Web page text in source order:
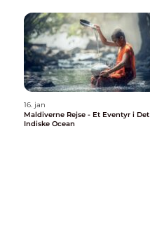
16. jan
Maldiverne Rejse - Et Eventyr i Det
Indiske Ocean